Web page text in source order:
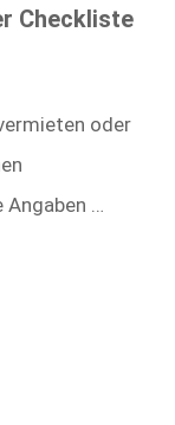
Checkliste
oder
…